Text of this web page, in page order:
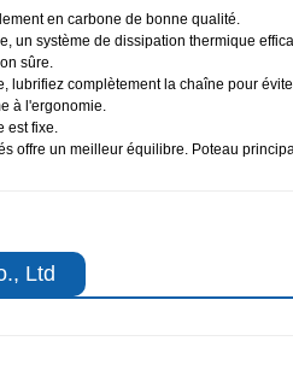
en carbone de bonne qualité.
un système de dissipation thermique
sûre.
complètement la chaîne pour
à l'ergonomie.
fixe.
offre un meilleur équilibre. Poteau
Ltd